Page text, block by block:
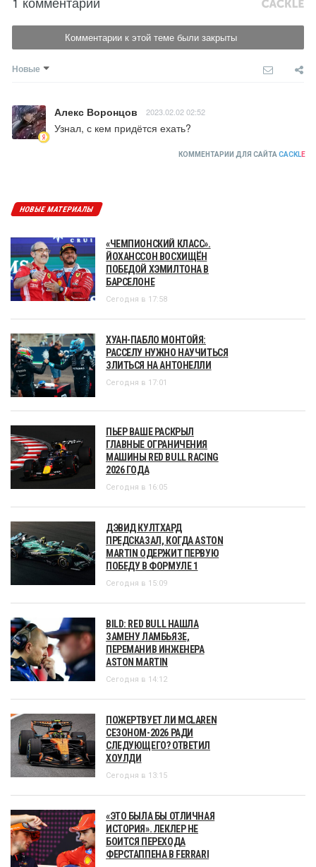
Комментарии к этой теме были закрыты
Новые
Алекс Воронцов 2023.02.02 02:52
Узнал, с кем придётся ехать?
КОММЕНТАРИИ ДЛЯ САЙТА CACKLE
НОВЫЕ МАТЕРИАЛЫ
«ЧЕМПИОНСКИЙ КЛАСС».
ЙОХАНССОН ВОСХИЩЁН
ПОБЕДОЙ ХЭМИЛТОНА В
БАРСЕЛОНЕ
Сегодня в 17:58
ХУАН-ПАБЛО МОНТОЙЯ:
РАССЕЛУ НУЖНО НАУЧИТЬСЯ
ЗЛИТЬСЯ НА АНТОНЕЛЛИ
Сегодня в 17:01
ПЬЕР ВАШЕ РАСКРЫЛ
ГЛАВНЫЕ ОГРАНИЧЕНИЯ
МАШИНЫ RED BULL RACING
2026 ГОДА
Сегодня в 16:05
ДЭВИД КУЛТХАРД
ПРЕДСКАЗАЛ, КОГДА ASTON
MARTIN ОДЕРЖИТ ПЕРВУЮ
ПОБЕДУ В ФОРМУЛЕ 1
Сегодня в 15:09
BILD: RED BULL НАШЛА
ЗАМЕНУ ЛАМБЬЯЗЕ,
ПЕРЕМАНИВ ИНЖЕНЕРА
ASTON MARTIN
Сегодня в 14:12
ПОЖЕРТВУЕТ ЛИ MCLAREN
СЕЗОНОМ-2026 РАДИ
СЛЕДУЮЩЕГО? ОТВЕТИЛ
ХОУЛДИ
Сегодня в 13:15
«ЭТО БЫЛА БЫ ОТЛИЧНАЯ
ИСТОРИЯ». ЛЕКЛЕР НЕ
БОИТСЯ ПЕРЕХОДА
ФЕРСТАППЕНА В FERRARI